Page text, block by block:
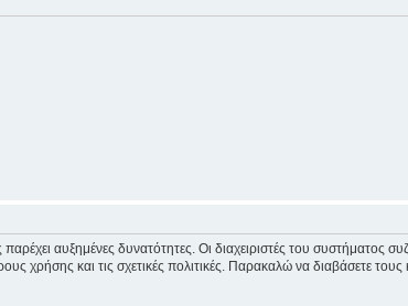
αυξημένες δυνατότητες. Οι διαχειριστές του συστήματος
χρήσης και τις σχετικές πολιτικές. Παρακαλώ να διαβάσετε